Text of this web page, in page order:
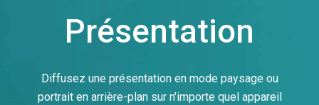
Présentation
Diffusez une présentation en mode paysage ou
portrait en arrière-plan sur n'importe quel appareil